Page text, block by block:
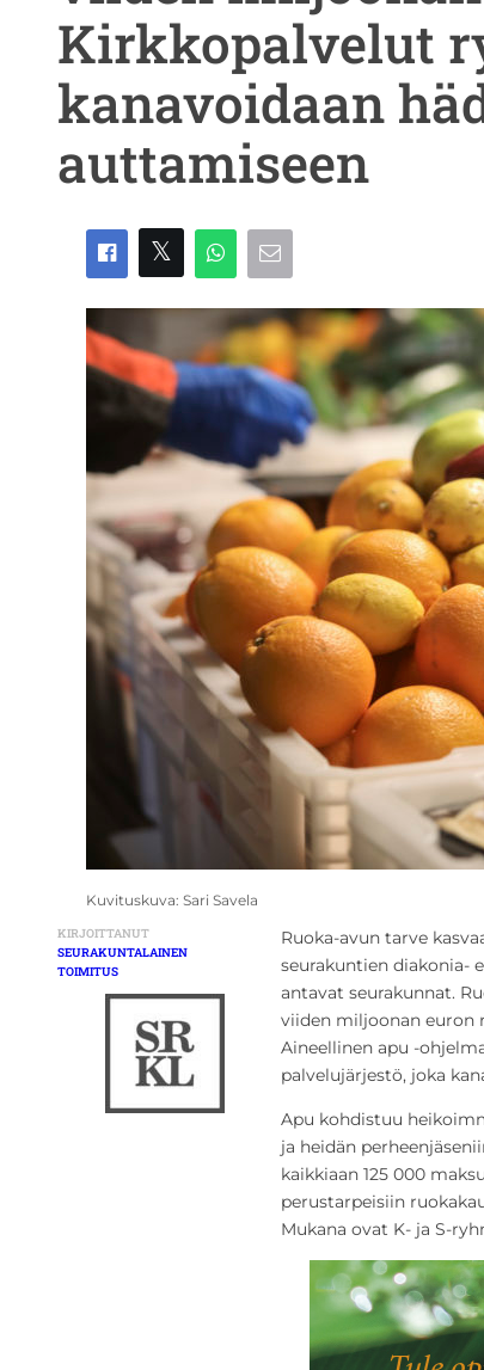
Kirkkopalvelut
kanavoidaan
auttamiseen
Kuvituskuva: Sari Savela
KIRJOITTANUT
SEURAKUNTALAINEN
TOIMITUS
Ruoka-avun tarve
seurakuntien diakonia-
antavat seurakunnat.
viiden miljoonan euron
Aineellinen apu -
palvelujärjestö, joka
Apu kohdistuu
ja heidän
kaikkiaan 125 000
perustarpeisiin
Mukana ovat K- ja S-